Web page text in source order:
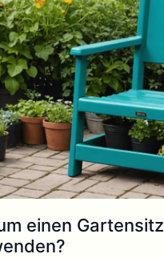
einen Gartensitz